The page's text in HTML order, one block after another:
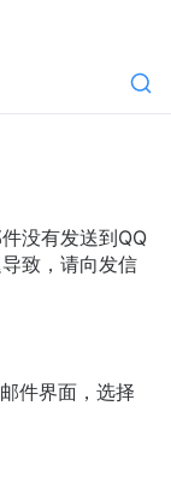
没有发送到QQ
致，请向发信
件界面，选择